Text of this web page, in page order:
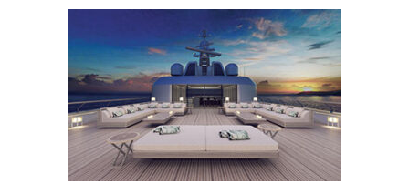
TURISMO
CULTURA
NAUTICA